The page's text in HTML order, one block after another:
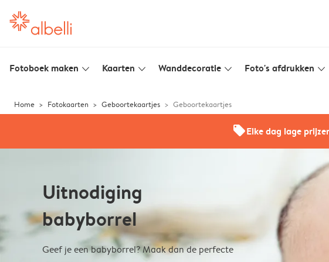
Fotoboek maken slim_arrow_down Kaarten slim_arrow_down Wanddecoratie slim_arrow_down Foto's afdrukken slim_arrow_down
Home Fotokaarten Geboortekaartjes Geboortekaartjes
offersElke dag lage
Uitnodiging
babyborrel
Geef je een babyborrel? Maak dan de perfecte